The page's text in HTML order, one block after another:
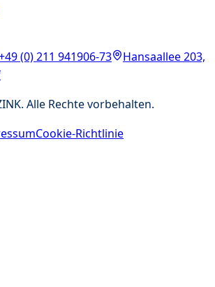
(0) 211 941906-73
Hansaallee 203,
Alle Rechte vorbehalten.
Cookie-Richtlinie